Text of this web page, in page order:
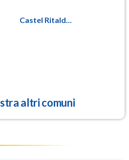
Castel Ritald...
altri comuni